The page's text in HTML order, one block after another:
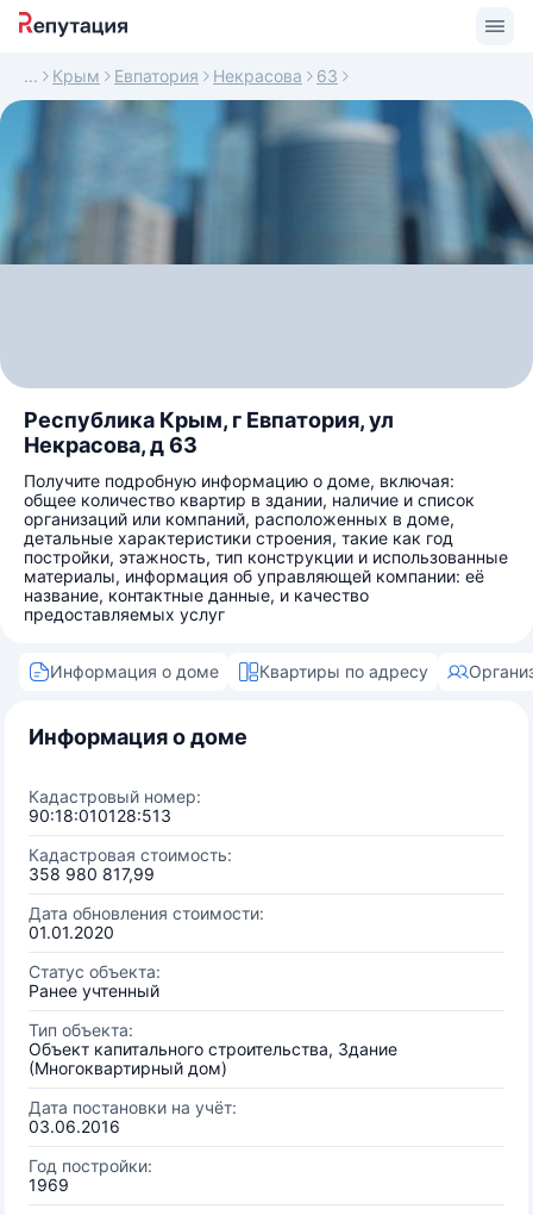
Крым Евпатория Некрасова 63
Республика Крым, г Евпатория, ул
Некрасова, д 63
Получите подробную информацию о доме, включая:
общее количество квартир в здании, наличие и список
организаций или компаний, расположенных в доме,
детальные характеристики строения, такие как год
постройки, этажность, тип конструкции и использованные
материалы, информация об управляющей компании: её
название, контактные данные, и качество
предоставляемых услуг
Информация о доме Квартиры по адресу
Информация о доме
Кадастровый номер:
90:18:010128:513
Кадастровая стоимость:
358 980 817,99
Дата обновления стоимости:
01.01.2020
Статус объекта:
Ранее учтенный
Тип объекта:
Объект капитального строительства, Здание
(Многоквартирный дом)
Дата постановки на учёт:
03.06.2016
Год постройки:
1969